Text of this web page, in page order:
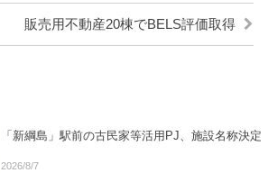
販売用不動産20棟でBELS評価取得
「新綱島」駅前の古民家等活用PJ、施設名称決定
2026/8/7